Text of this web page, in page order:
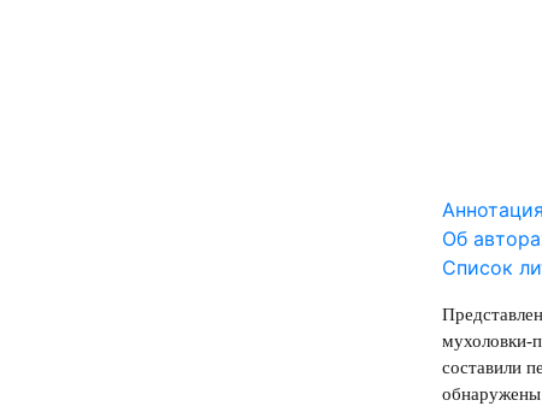
Аннотация
Об
Список
мухоловки-
составили
обнаружены